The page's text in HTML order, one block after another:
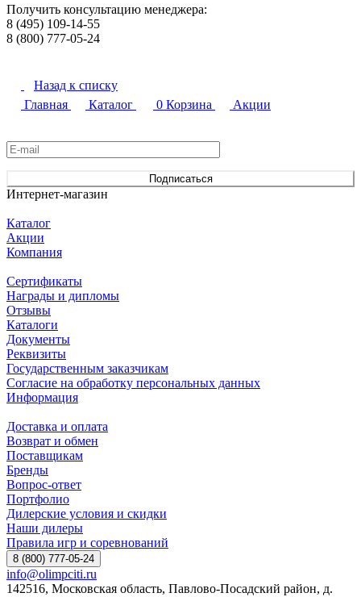
Получить консультацию менеджера:
8 (495) 109-14-55
8 (800) 777-05-24
Назад к списку
Главная
Каталог 0 Корзина
Акции
Подписаться
Интернет-магазин
Каталог
Акции
Компания
Сертификаты
Награды и дипломы
Отзывы
Каталоги
Документы
Реквизиты
Государственным заказчикам
Согласие на обработку персональных данных
Информация
Доставка и оплата
Возврат и обмен
Поставщикам
Бренды
Вопрос-ответ
Портфолио
Дилерские условия и скидки
Наши дилеры
Правила игр и соревнований
8 (800) 777-05-24
info@olimpciti.ru
142516, Московская область, Павлово-Посадский район, д.